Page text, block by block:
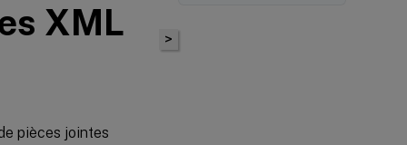
XML
pièces jointes
>